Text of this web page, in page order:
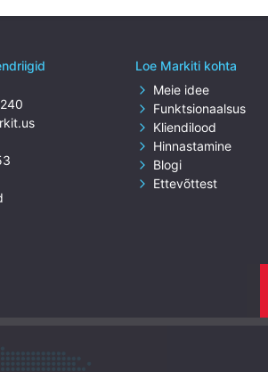
Loe Markiti kohta
Meie idee
Funktsionaalsus
Kliendilood
Hinnastamine
Blogi
Ettevõttest